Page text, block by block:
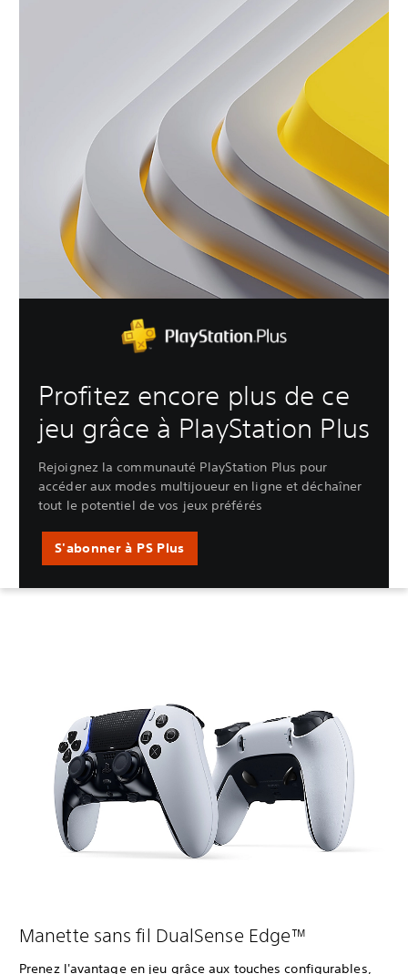
Profitez encore plus de ce
jeu grâce à PlayStation Plus
Rejoignez la communauté PlayStation Plus pour
accéder aux modes multijoueur en ligne et déchaîner
tout le potentiel de vos jeux préférés
S'abonner à PS Plus
Manette sans fil DualSense Edge™
Prenez l'avantage en jeu grâce aux touches configurables,